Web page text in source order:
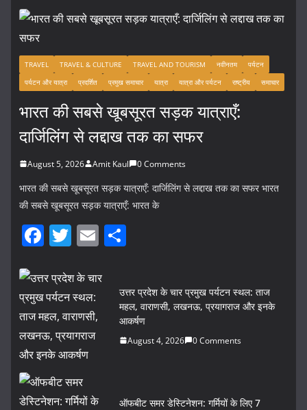
TRAVEL TRAVEL & CULTURE TRAVEL AND TOURISM नवीनतम
पर्यटन
पर्यटन और यात्रा
प्रदर्शित प्रमुख समाचार यात्रा यात्रा और पर्यटन राष्ट्रीय समाचार
भारत की सबसे खूबसूरत सड़क यात्राएँ:
दार्जिलिंग से लद्दाख तक का सफर
August 5, 2026 Amit Kaul 0 Comments
भारत की सबसे खूबसूरत सड़क यात्राएँ: दार्जिलिंग से लद्दाख तक का सफर भारत
की सबसे खूबसूरत सड़क यात्राएँ: भारत के
F
a
c
e
b
o
o
k
T
w
itt
er
E
m
ai
e
उत्तर प्रदेश के चार प्रमुख पर्यटन स्थल: ताज
महल, वाराणसी, लखनऊ, प्रयागराज और इनके
आकर्षण
August 4, 2026 0 Comments
ऑफबीट समर डेस्टिनेशन: गर्मियों के लिए 7